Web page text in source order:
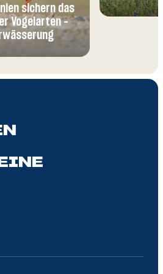
sichern das
Vogelarten –